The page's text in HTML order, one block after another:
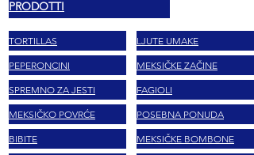
PRODOTTI
TORTILLAS
PEPERONCINI
SPREMNO ZA JESTI
MEKSIČKO POVRĆE
BIBITE
LJUTE UMAKE
MEKSIČKE ZAČINE
FAGIOLI
POSEBNA PONUDA
MEKSIČKE BOMBONE